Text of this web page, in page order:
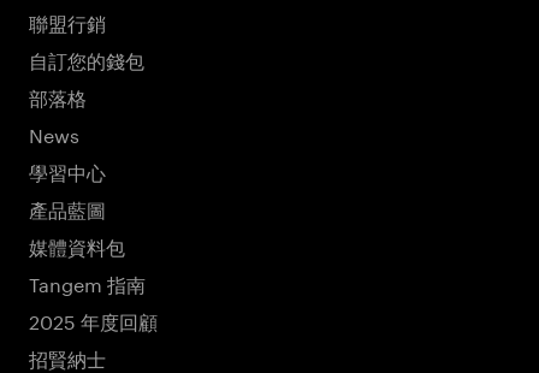
聯盟行銷
自訂您的錢包
部落格
News
學習中心
產品藍圖
媒體資料包
Tangem 指南
2025 年度回顧
招賢納士